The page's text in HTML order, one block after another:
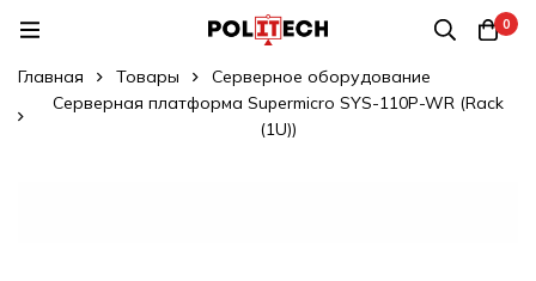
0
Главная Товары
Серверное оборудование
Серверная платформа Supermicro SYS-110P-WR (Rack
(1U))